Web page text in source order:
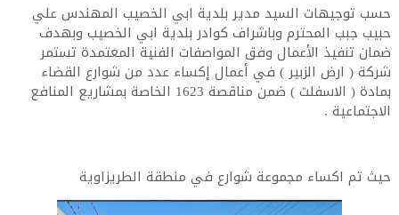
حسب توجيهات السيد مدير بلدية ابي الخصيب المهندس علي
حبيب جبب المحترم وباشراف كوادر بلدية ابي الخصيب وبهدف
ضمان تنفيذ الأعمال وفق المواصفات الفنية المعتمدة تستمر
شركة ( ارض الزبير ) في أعمال إكساء عدد من شوارع القضاء
بمادة ( الاسفلت ) ضمن مناقصة 1623 الخاصة بمشاريع المنافع
الاجتماعية .
حيث تم اكساء مجموعة شوارع في منطقة الطريزاوية